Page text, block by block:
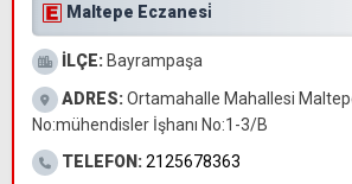
Maltepe Eczanesi̇
İLÇE: Bayrampaşa
ADRES:Ortamahalle Mahallesi
No:mühendisler İşhanı No:1-3/B
TELEFON:2125678363